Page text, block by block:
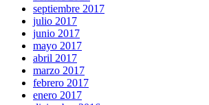
septiembre 2017
julio 2017
junio 2017
mayo 2017
abril 2017
marzo 2017
febrero 2017
enero 2017